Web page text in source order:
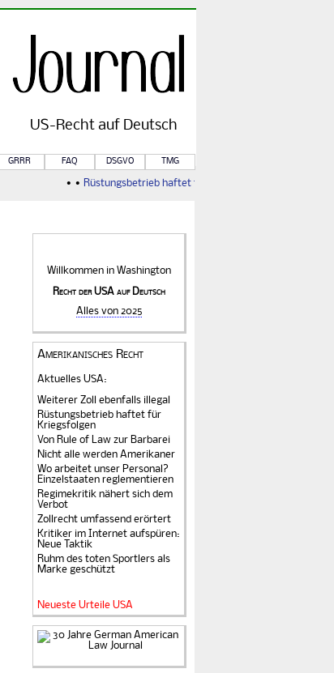
US-Rechtauf Deutsch
GRRR FAQ DSGVO TMG
• • Rüstungsbetrieb haftet für Kriegsfolgen
Willkommen in Washington
Recht der USA auf Deutsch
Alles von 2025
Amerikanisches Recht
Aktuelles USA:
Weiterer Zoll ebenfalls illegal
Rüstungsbetrieb haftet für
Kriegsfolgen
Von Rule of Law zur Barbarei
Nicht alle werden Amerikaner
Wo arbeitet unser Personal?
Einzelstaaten reglementieren
Regimekritik nähert sich dem
Verbot
Zollrecht umfassend erörtert
Kritiker im Internet aufspüren:
Neue Taktik
Ruhm des toten Sportlers als
Marke geschützt
Neueste Urteile USA